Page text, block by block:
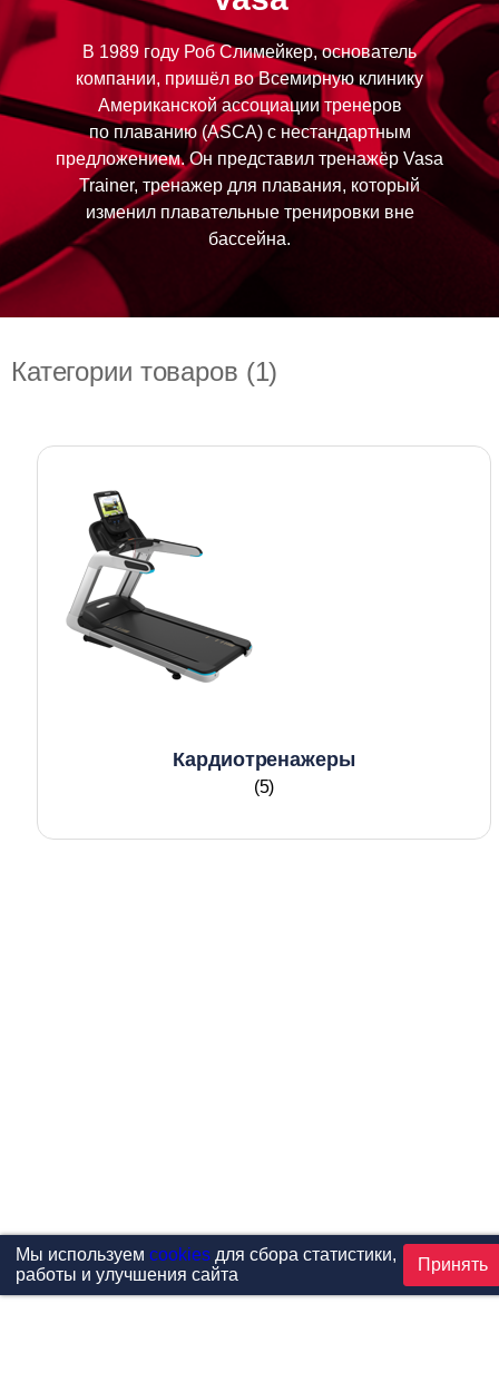
В 1989 году Роб Слимейкер, основатель
компании, пришёл во Всемирную клинику
Американской ассоциации тренеров
по плаванию (ASCA) с нестандартным
предложением. Он представил тренажёр Vasa
Trainer, тренажер для плавания, который
изменил плавательные тренировки вне
бассейна.
Категории товаров (1)
Кардиотренажеры
(5)
Мы используем cookiesдля сбора статистики,
работы и улучшения сайта
Принять